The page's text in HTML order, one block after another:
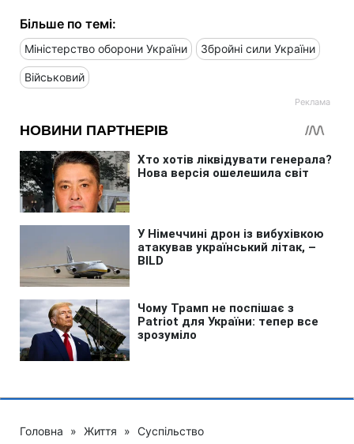
Більше по темі:
Міністерство оборони України Збройні сили України
Військовий
Головна » Життя » Суспільство